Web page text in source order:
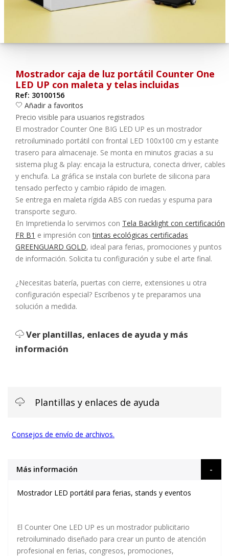
¿Olvidó su contraseña?
Entrar
Mostrador caja de luz portátil Counter One
LED UP con maleta y telas incluidas
Ref: 30100156
Añadir a favoritos
Precio visible para usuarios registrados
El mostrador Counter One BIG LED UP es un mostrador
retroiluminado portátil con frontal LED 100x100 cm y estante
trasero para almacenaje. Se monta en minutos gracias a su
sistema plug & play: encaja la estructura, conecta driver, cables
y enchufa. La gráfica se instala con burlete de silicona para
tensado perfecto y cambio rápido de imagen.
Se entrega en maleta rígida ABS con ruedas y espuma para
transporte seguro.
En Impretienda lo servimos con Tela Backlight con certificación
FR B1 e impresión contintas ecológicas certificadas
GREENGUARD GOLD, ideal para ferias, promociones y puntos
de información. Solicita tu configuración y sube el arte final.
¿Necesitas batería, puertas con cierre, extensiones u otra
configuración especial? Escríbenos y te preparamos una
solución a medida.
Ver plantillas, enlaces de ayuda y más
información
Plantillas y enlaces de ayuda
Consejos de envío de archivos.
Más información
Mostrador LED portátil para ferias, stands y eventos
El Counter One LED UP es un mostrador publicitario
retroiluminado diseñado para crear un punto de atención
profesional en ferias, congresos, promociones,